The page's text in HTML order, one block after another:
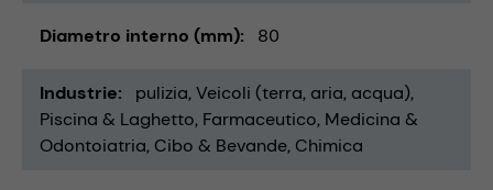
Diametro interno (mm) 80
Industrie pulizia Veicoli (terra, aria, acqua)
Piscina & Laghetto Farmaceutico Medicina &
Odontoiatria Cibo & Bevande Chimica